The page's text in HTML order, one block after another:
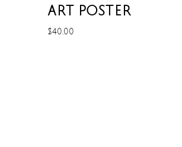
ART POSTER
$40.00